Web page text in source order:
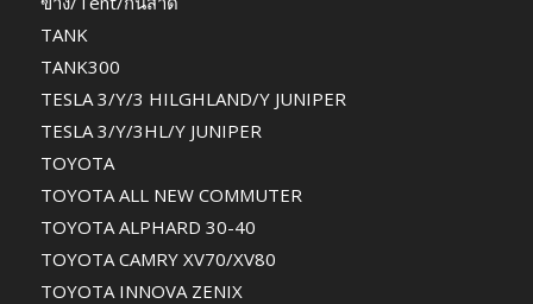
TANK
TANK300
TESLA 3/Y/3 HILGHLAND/Y JUNIPER
TESLA 3/Y/3HL/Y JUNIPER
TOYOTA
TOYOTA ALL NEW COMMUTER
TOYOTA ALPHARD 30-40
TOYOTA CAMRY XV70/XV80
TOYOTA INNOVA ZENIX